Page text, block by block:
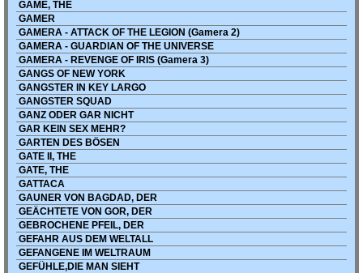
GAME, THE
GAMER
GAMERA - ATTACK OF THE LEGION (Gamera 2)
GAMERA - GUARDIAN OF THE UNIVERSE
GAMERA - REVENGE OF IRIS (Gamera 3)
GANGS OF NEW YORK
GANGSTER IN KEY LARGO
GANGSTER SQUAD
GANZ ODER GAR NICHT
GAR KEIN SEX MEHR?
GARTEN DES BÖSEN
GATE II, THE
GATE, THE
GATTACA
GAUNER VON BAGDAD, DER
GEÄCHTETE VON GOR, DER
GEBROCHENE PFEIL, DER
GEFAHR AUS DEM WELTALL
GEFANGENE IM WELTRAUM
GEFÜHLE,DIE MAN SIEHT